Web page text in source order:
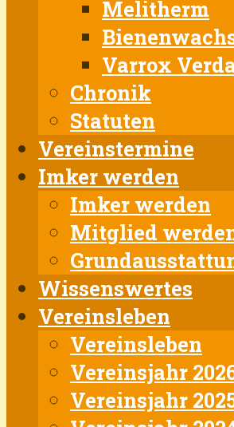
Melitherm
Varrox
Chronik
Statuten
Vereinstermine
Imker werden
Imker werden
Mitglied
Wissenswertes
Vereinsleben
Vereinsleben
Vereinsjahr
Vereinsjahr